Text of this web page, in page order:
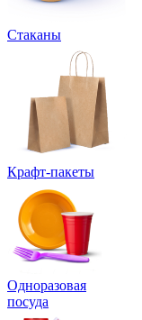
Стаканы
Крафт-пакеты
Одноразовая
посуда